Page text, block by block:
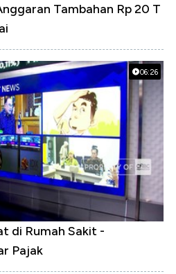
Tambahan Rp 20 T
06:26
di Rumah Sakit -
Pajak